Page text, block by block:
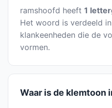
ramshoofd heeft 1
Het woord is verdeeld
klankeenheden die de
vormen.
Waar is de klemtoon